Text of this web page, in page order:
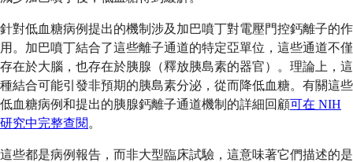
針對低血糖病例提出的機制涉及加巴噴丁對電壓門控鈣離子的作
用。加巴噴丁結合了這些離子通道的特定亞單位，這些通道不僅
存在於大腦，也存在於胰腺（釋放胰島素的器官）。理論上，這
種結合可能引發非預期的胰島素分泌，從而降低血糖。有關這些
低血糖病例和提出的胰腺鈣離子通道機制的詳細回顧可在 NIH
研究中完整查閱 。
這些都是病例報告，而非大型臨床試驗，這意味著它們描述的是